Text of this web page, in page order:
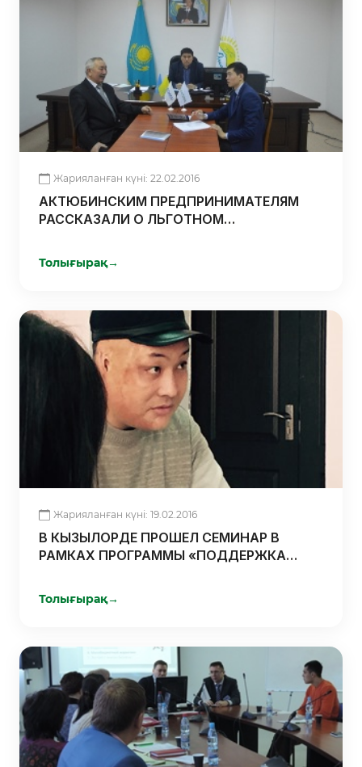
Жарияланған күні: 22.02.2016
АКТЮБИНСКИМ ПРЕДПРИНИМАТЕЛЯМ
РАССКАЗАЛИ О ЛЬГОТНОМ
«ДКБ-2020»
Толығырақ→
Жарияланған күні: 19.02.2016
В КЫЗЫЛОРДЕ ПРОШЕЛ СЕМИНАР В
РАМКАХ ПРОГРАММЫ «ПОДДЕРЖКА
СТУДЕНЧЕСКОЙ МОЛОДЕЖИ»
Толығырақ→